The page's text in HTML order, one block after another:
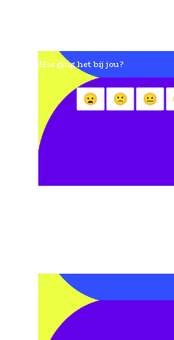
Hoe ging het bij jou?